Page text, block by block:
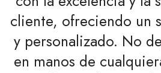
cliente, ofreciendo un
y personalizado. No
en manos de